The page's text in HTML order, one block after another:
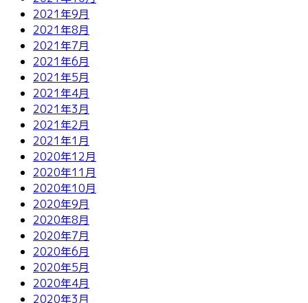
2021年9月
2021年8月
2021年7月
2021年6月
2021年5月
2021年4月
2021年3月
2021年2月
2021年1月
2020年12月
2020年11月
2020年10月
2020年9月
2020年8月
2020年7月
2020年6月
2020年5月
2020年4月
2020年3月